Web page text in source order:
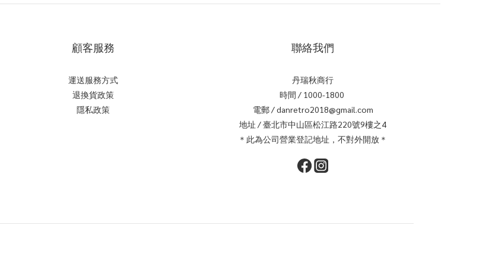
顧客服務
運送服務方式
退換貨政策
隱私政策
聯絡我們
丹瑞秋商行
時間 / 1000-1800
電郵 / danretro2018@gmail.com
地址 / 臺北市中山區松江路220號9樓之4
＊此為公司營業登記地址，不對外開放＊